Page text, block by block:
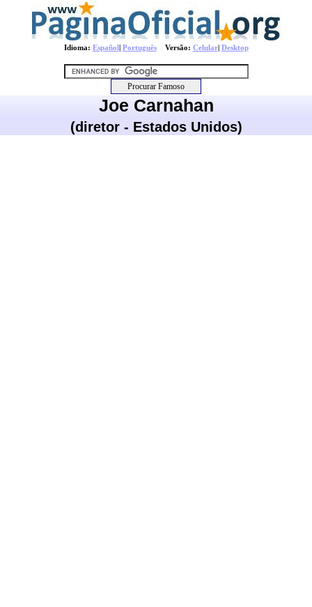
Idioma: Español| PortuguêsVersão: Celular| Desktop
Joe Carnahan
(diretor - Estados Unidos)